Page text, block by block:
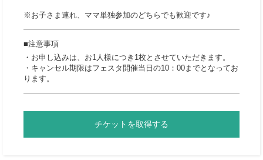
※お子さま連れ、ママ単独参加のどちらでも歓迎です♪
注意事項
・お申し込みは、お1人様につき1枚とさせていただきます。
・キャンセル期限はフェスタ開催当日の10：00までとなってお
ります。
チケットを取得する